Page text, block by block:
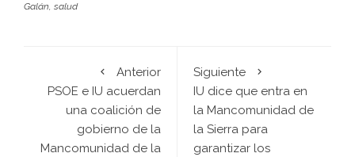
Galán, salud
Anterior
PSOE e IU acuerdan
una coalición de
gobierno de la
Mancomunidad de la
Siguiente
IU dice que entra en
la Mancomunidad de
la Sierra para
garantizar los